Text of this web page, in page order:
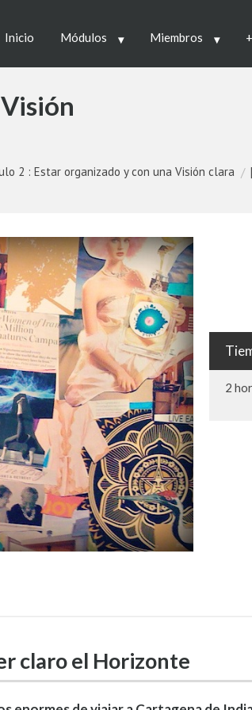
Inicio Módulos Miembros
2 : Estar organizado y con una Visión clara
2
claro el Horizonte